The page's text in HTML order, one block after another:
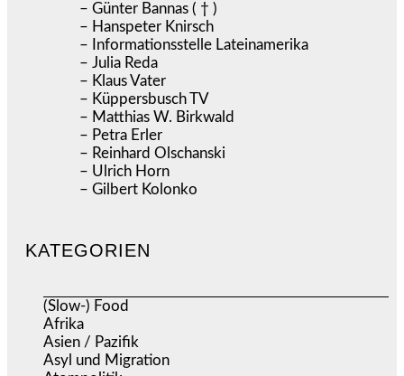
– Günter Bannas ( † )
– Hanspeter Knirsch
– Informationsstelle Lateinamerika
– Julia Reda
– Klaus Vater
– Küppersbusch TV
– Matthias W. Birkwald
– Petra Erler
– Reinhard Olschanski
– Ulrich Horn
– Gilbert Kolonko
KATEGORIEN
(Slow-) Food
Afrika
Asien / Pazifik
Asyl und Migration